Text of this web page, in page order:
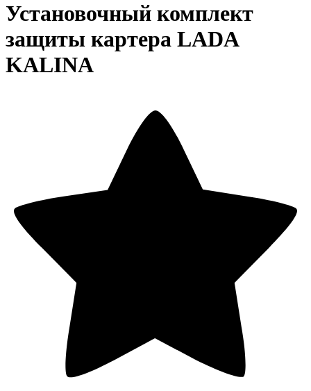
Установочный комплект
защиты картера LADA
KALINA